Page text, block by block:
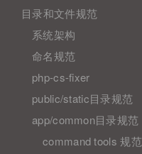
目录和文件规范
系统架构
命名规范
php-cs-fixer
public/static目录规范
app/common目录规范
command tools 规范